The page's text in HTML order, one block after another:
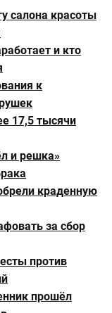
салона красоты
и кто
к
17,5 тысячи
и решка»
краденную
за сбор
против
прошёл